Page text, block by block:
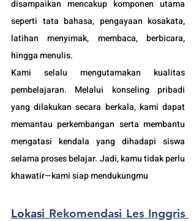
disampaikan mencakup komponen utama
seperti tata bahasa, pengayaan kosakata,
latihan menyimak, membaca, berbicara,
hingga menulis.
Kami selalu mengutamakan kualitas
pembelajaran. Melalui konseling pribadi
yang dilakukan secara berkala, kami dapat
memantau perkembangan serta membantu
mengatasi kendala yang dihadapi siswa
selama proses belajar. Jadi, kamu tidak perlu
khawatir—kami siap mendukungmu
Lokasi Rekomendasi Les Inggris